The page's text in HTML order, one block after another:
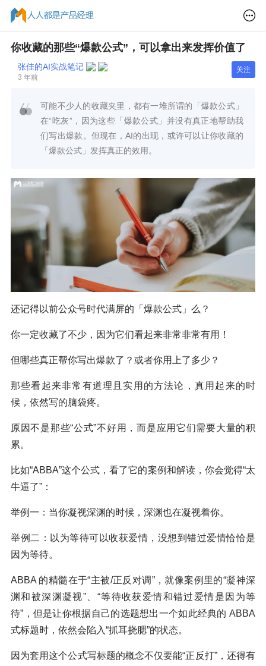
你收藏的那些“爆款公式”，可以拿出来发挥价值了
张佳的AI实战笔记
3 年前
关注
可能不少人的收藏夹里，都有一堆所谓的「爆款公式」
在“吃灰”，因为这些「爆款公式」并没有真正地帮助我
们写出爆款。但现在，AI的出现，或许可以让你收藏的
「爆款公式」发挥真正的效用。
还记得以前公众号时代满屏的「爆款公式」么？
你一定收藏了不少，因为它们看起来非常非常有用！
但哪些真正帮你写出爆款了？或者你用上了多少？
那些看起来非常有道理且实用的方法论，真用起来的时
候，依然写的脑袋疼。
原因不是那些“公式”不好用，而是应用它们需要大量的积
累。
比如“ABBA”这个公式，看了它的案例和解读，你会觉得“太
牛逼了”：
举例一：当你凝视深渊的时候，深渊也在凝视着你。
举例二：以为等待可以收获爱情，没想到错过爱情恰恰是
因为等待。
ABBA 的精髓在于“主被/正反对调”，就像案例里的“凝神深
渊和被深渊凝视”、“等待收获爱情和错过爱情是因为等
待”，但是让你根据自己的选题想出一个如此经典的 ABBA
式标题时，依然会陷入“抓耳挠腮”的状态。
因为套用这个公式写标题的概念不仅要能“正反打”，还得有